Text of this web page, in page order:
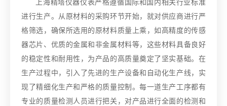
进行生产。从原材料的采购环节开始，就对供应商进行严
格筛选，确保所选用的原材料质量上乘，如高精度的传感
器芯片、优质的金属和非金属材料等，这些材料具备良好
的稳定性和耐用性，为产品的高质量奠定了坚实基础。在
生产过程中，引入了先进的生产设备和自动化生产线，实
现了精细化生产和严格的质量控制。每一道生产工序都有
专业的质量检测人员进行把关，对产品进行全面的检测和